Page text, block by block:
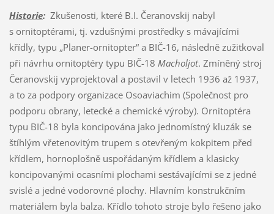
Historie:Zkušenosti, které B.I. Čeranovskij nabyl
s ornitoptérami, tj. vzdušnými prostředky s mávajícími
křídly, typu „Planer-ornitopter“ a BIČ-16, následně zužitkoval
při návrhu ornitoptéry typu BIČ-18 Macholjot. Zmíněný stroj
Čeranovskij vyprojektoval a postavil v letech 1936 až 1937,
a to za podpory organizace Osoaviachim (Společnost pro
podporu obrany, letecké a chemické výroby). Ornitoptéra
typu BIČ-18 byla koncipována jako jednomístný kluzák se
štíhlým vřetenovitým trupem s otevřeným kokpitem před
křídlem, hornoplošně uspořádaným křídlem a klasicky
koncipovanými ocasními plochami sestávajícími se z jedné
svislé a jedné vodorovné plochy. Hlavním konstrukčním
materiálem byla balza. Křídlo tohoto stroje bylo řešeno jako